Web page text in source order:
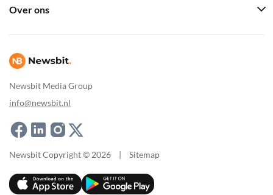
Newsbit Media Group
info@newsbit.nl
Over ons
Newsbit Copyright © 2026 | Sitemap